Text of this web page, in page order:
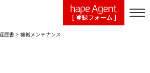
[ 登録フォーム ]
歴書 > 機械メンテナンス